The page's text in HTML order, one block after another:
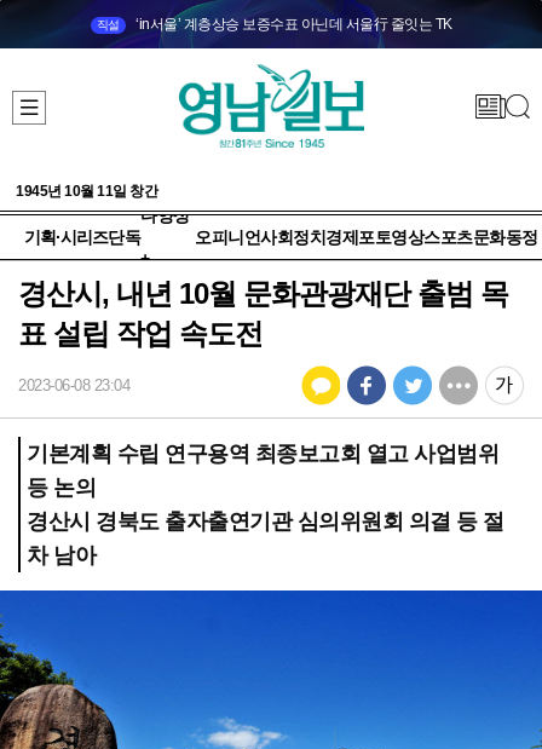
직설 ‘in서울’ 계층상승 보증수표 아닌데 서울行 줄잇는 TK
1945년 10월 11일 창간
기획·시리즈단독
다양성
+
오피니언사회정치 경제 포토영상스포츠문화동정
경산시, 내년 10월 문화관광재단 출범 목
표 설립 작업 속도전
2023-06-08 23:04
기본계획 수립 연구용역 최종보고회 열고 사업범위
등 논의
경산시 경북도 출자출연기관 심의위원회 의결 등 절
차 남아